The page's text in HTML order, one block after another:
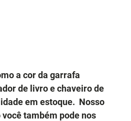
a cor da garrafa
de livro e chaveiro de
em estoque. Nosso
também pode nos